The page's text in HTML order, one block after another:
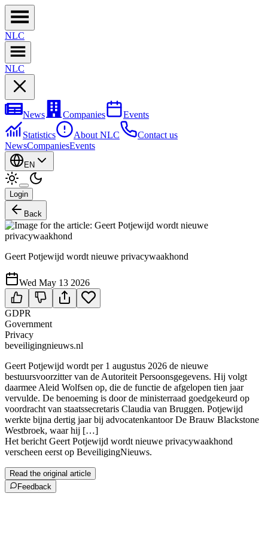
NLC
NLC
News Companies
Events
Statistics
About NLC
Contact us
NewsCompaniesEvents
EN
Login
Back
Geert Potjewijd wordt nieuwe privacywaakhond
Wed May 13 2026
GDPR
Government
Privacy
beveiligingnieuws.nl
Geert Potjewijd wordt per 1 augustus 2026 de nieuwe
bestuursvoorzitter van de Autoriteit Persoonsgegevens. Hij volgt
daarmee Aleid Wolfsen op, die de functie de afgelopen tien jaar
vervulde. De benoeming is door de ministerraad goedgekeurd op
voordracht van staatssecretaris Claudia van Bruggen. Potjewijd
werkte bijna dertig jaar bij advocatenkantoor De Brauw Blackstone
Westbroek, waar hij […]
Het bericht Geert Potjewijd wordt nieuwe privacywaakhond
verscheen eerst op BeveiligingNieuws.
Read the original article
Feedback